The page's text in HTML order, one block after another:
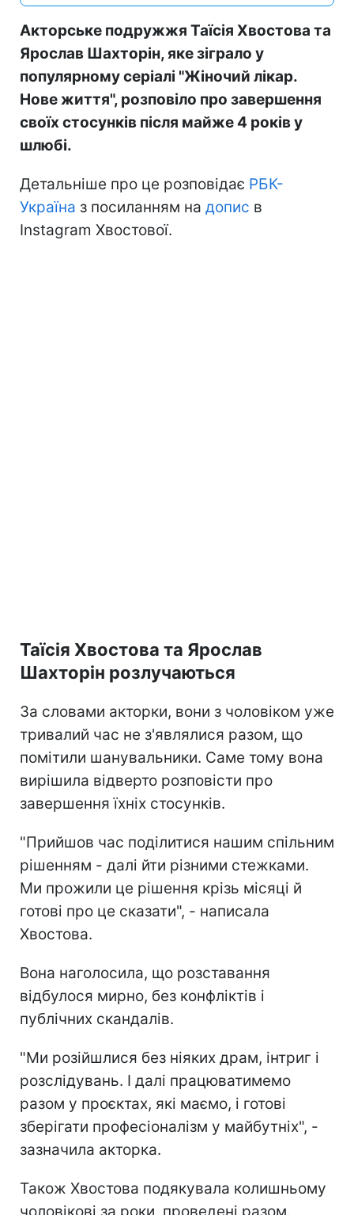
Акторське подружжя Таїсія Хвостова та
Ярослав Шахторін, яке зіграло у
популярному серіалі "Жіночий лікар.
Нове життя", розповіло про завершення
своїх стосунків після майже 4 років у
шлюбі.
Детальніше про це розповідає РБК-
Україна з посиланням на допис в
Instagram Хвостової.
Таїсія Хвостова та Ярослав
Шахторін розлучаються
За словами акторки, вони з чоловіком уже
тривалий час не з'являлися разом, що
помітили шанувальники. Саме тому вона
вирішила відверто розповісти про
завершення їхніх стосунків.
"Прийшов час поділитися нашим спільним
рішенням - далі йти різними стежками.
Ми прожили це рішення крізь місяці й
готові про це сказати", - написала
Хвостова.
Вона наголосила, що розставання
відбулося мирно, без конфліктів і
публічних скандалів.
"Ми розійшлися без ніяких драм, інтриг і
розслідувань. І далі працюватимемо
разом у проєктах, які маємо, і готові
зберігати професіоналізм у майбутніх", -
зазначила акторка.
Також Хвостова подякувала колишньому